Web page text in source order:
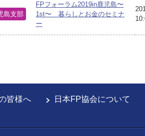
島支部
FPフォーラム2019in鹿児島〜
1st〜 暮らしとお金のセミナ
ー
皆様へ 日本FP協会について